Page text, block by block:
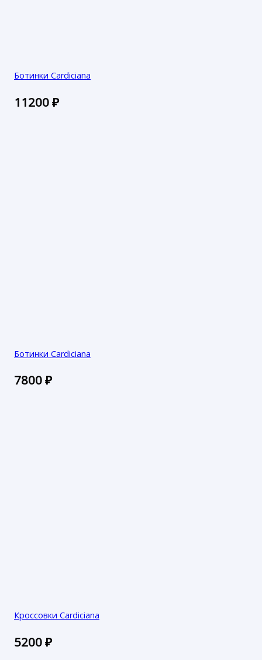
Ботинки Cardiciana
11200₽
Ботинки Cardiciana
7800₽
Кроссовки Cardiciana
5200₽